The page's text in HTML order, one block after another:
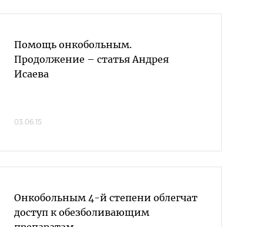
Помощь онкобольным.
Продолжение – статья Андрея
Исаева
03.06.15
Онкобольным 4-й степени облегчат
доступ к обезболивающим